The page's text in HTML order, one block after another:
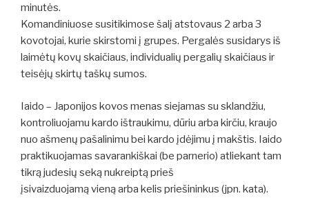
minutės.
Komandiniuose susitikimose šalį atstovaus 2 arba 3
kovotojai, kurie skirstomi į grupes. Pergalės susidarys iš
laimėtų kovų skaičiaus, individualių pergalių skaičiaus ir
teisėjų skirtų taškų sumos.
Iaido – Japonijos kovos menas siejamas su sklandžiu,
kontroliuojamu kardo ištraukimu, dūriu arba kirčiu, kraujo
nuo ašmenų pašalinimu bei kardo įdėjimu į makštis. Iaido
praktikuojamas savarankiškai (be parnerio) atliekant tam
tikrą judesių seką nukreiptą prieš
įsivaizduojamą vieną arba kelis priešininkus (jpn. kata).